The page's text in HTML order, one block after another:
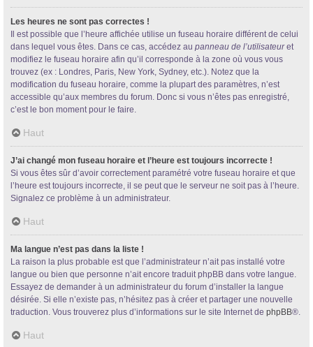
Les heures ne sont pas correctes !
Il est possible que l’heure affichée utilise un fuseau horaire différent de celui
dans lequel vous êtes. Dans ce cas, accédez au panneau de l’utilisateuret
modifiez le fuseau horaire afin qu’il corresponde à la zone où vous vous
trouvez (ex : Londres, Paris, New York, Sydney, etc.). Notez que la
modification du fuseau horaire, comme la plupart des paramètres, n’est
accessible qu’aux membres du forum. Donc si vous n’êtes pas enregistré,
c’est le bon moment pour le faire.
Haut
J’ai changé mon fuseau horaire et l’heure est toujours incorrecte !
Si vous êtes sûr d’avoir correctement paramétré votre fuseau horaire et que
l’heure est toujours incorrecte, il se peut que le serveur ne soit pas à l’heure.
Signalez ce problème à un administrateur.
Haut
Ma langue n’est pas dans la liste !
La raison la plus probable est que l’administrateur n’ait pas installé votre
langue ou bien que personne n’ait encore traduit phpBB dans votre langue.
Essayez de demander à un administrateur du forum d’installer la langue
désirée. Si elle n’existe pas, n’hésitez pas à créer et partager une nouvelle
traduction. Vous trouverez plus d’informations sur le site Internet de phpBB®.
Haut